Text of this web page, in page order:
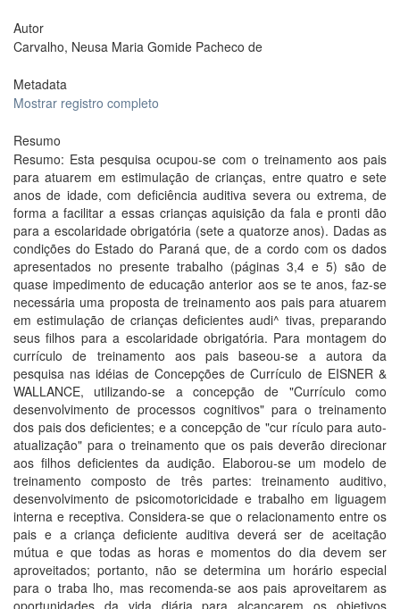
Autor
Carvalho, Neusa Maria Gomide Pacheco de
Metadata
Mostrar registro completo
Resumo
Resumo: Esta pesquisa ocupou-se com o treinamento aos pais
para atuarem em estimulação de crianças, entre quatro e sete
anos de idade, com deficiência auditiva severa ou extrema, de
forma a facilitar a essas crianças aquisição da fala e pronti dão
para a escolaridade obrigatória (sete a quatorze anos). Dadas as
condições do Estado do Paraná que, de a cordo com os dados
apresentados no presente trabalho (páginas 3,4 e 5) são de
quase impedimento de educação anterior aos se te anos, faz-se
necessária uma proposta de treinamento aos pais para atuarem
em estimulação de crianças deficientes audi^ tivas, preparando
seus filhos para a escolaridade obrigatória. Para montagem do
currículo de treinamento aos pais baseou-se a autora da
pesquisa nas idéias de Concepções de Currículo de EISNER &
WALLANCE, utilizando-se a concepção de "Currículo como
desenvolvimento de processos cognitivos" para o treinamento
dos pais dos deficientes; e a concepção de "cur rículo para auto-
atualização" para o treinamento que os pais deverão direcionar
aos filhos deficientes da audição. Elaborou-se um modelo de
treinamento composto de três partes: treinamento auditivo,
desenvolvimento de psicomotoricidade e trabalho em liguagem
interna e receptiva. Considera-se que o relacionamento entre os
pais e a criança deficiente auditiva deverá ser de aceitação
mútua e que todas as horas e momentos do dia devem ser
aproveitados; portanto, não se determina um horário especial
para o traba lho, mas recomenda-se aos pais aproveitarem as
oportunidades da vida diária para alcançarem os objetivos